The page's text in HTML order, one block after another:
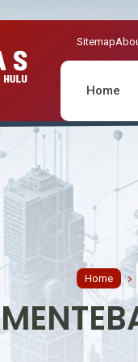
Sitemap
Home
Home